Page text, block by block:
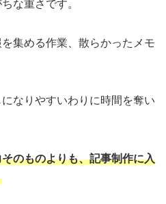
な重さです。
集める作業、散らかったメモ
なりやすいわりに時間を奪い
のものよりも、記事制作に入